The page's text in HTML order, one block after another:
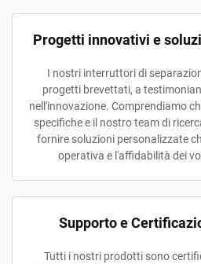
Progetti innovativi e
I nostri interruttori di
progetti brevettati, a
nell'innovazione. Comprendiamo
specifiche e il nostro team di
fornire soluzioni personalizzate
operativa e l'affidabilità dei
Supporto e
Tutti i nostri prodotti sono